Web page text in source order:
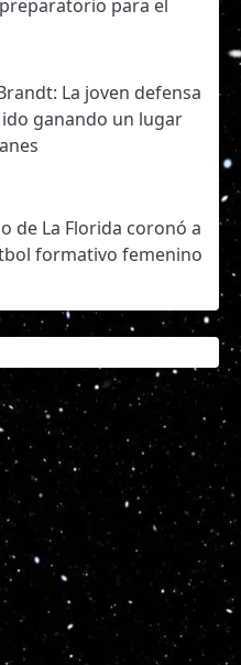
para el
La joven defensa
ido ganando un lugar
de La Florida coronó a
formativo femenino